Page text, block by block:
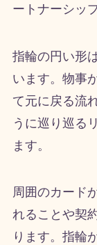
ートナーシッ
指輪の円い形
います。物事
て元に戻る流
うに巡り巡る
ます。
周囲のカード
れることや契
ります。指輪